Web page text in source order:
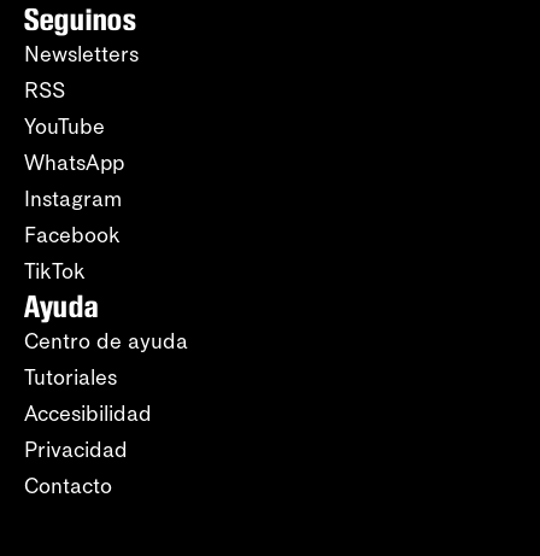
Seguinos
Newsletters
RSS
YouTube
WhatsApp
Instagram
Facebook
TikTok
Ayuda
Centro de ayuda
Tutoriales
Accesibilidad
Privacidad
Contacto